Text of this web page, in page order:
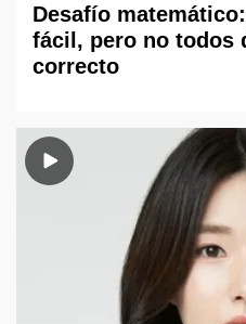
Desafío
fácil, pero no todos
correcto